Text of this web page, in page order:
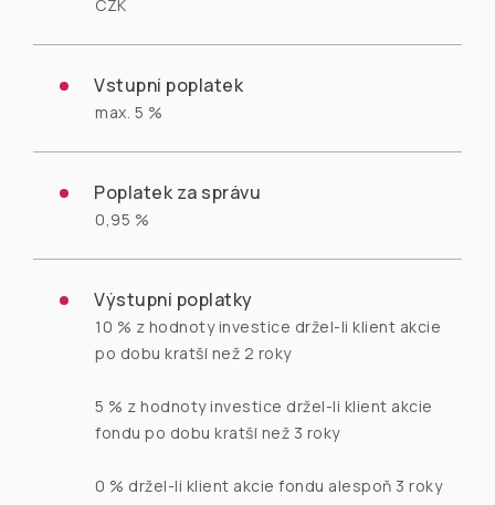
CZK
Vstupní poplatek
max. 5 %
Poplatek za správu
0,95 %
Výstupní poplatky
10 % z hodnoty investice držel-li klient akcie
po dobu kratší než 2 roky
5 % z hodnoty investice držel-li klient akcie
fondu po dobu kratší než 3 roky
0 % držel-li klient akcie fondu alespoň 3 roky